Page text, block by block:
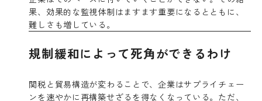
果、効果的な監視体制はますます重要になるとともに、
難しさも増している。
規制緩和によって死角ができるわけ
関税と貿易構造が変わることで、企業はサプライチェー
ンを速やかに再構築せざるを得なくなっている。ただ、